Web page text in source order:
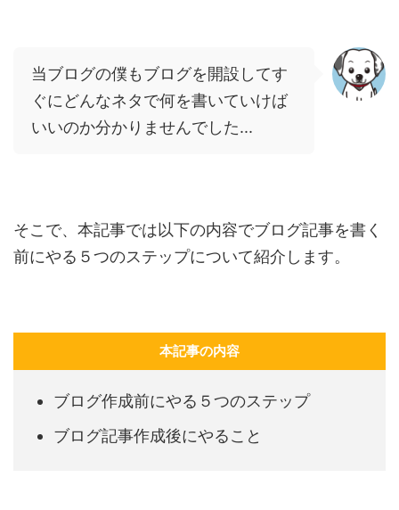
当ブログの僕もブログを開設してす
ぐにどんなネタで何を書いていけば
いいのか分かりませんでした...
そこで、本記事では以下の内容でブログ記事を書く
前にやる５つのステップについて紹介します。
本記事の内容
ブログ作成前にやる５つのステップ
ブログ記事作成後にやること